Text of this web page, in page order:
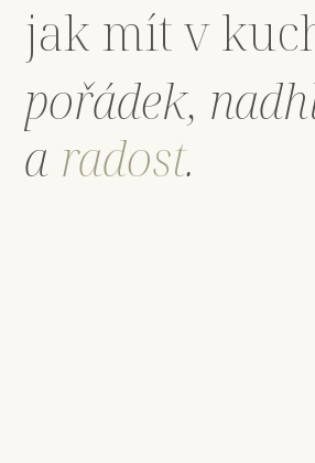
jak mít v
pořádek,
a radost.